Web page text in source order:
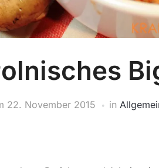
22. November 2015 in